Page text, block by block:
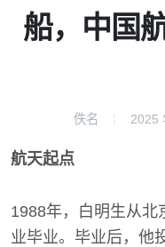
船，中国
佚名 2025
航天起点
1988年，白明生从北
业毕业。毕业后，他